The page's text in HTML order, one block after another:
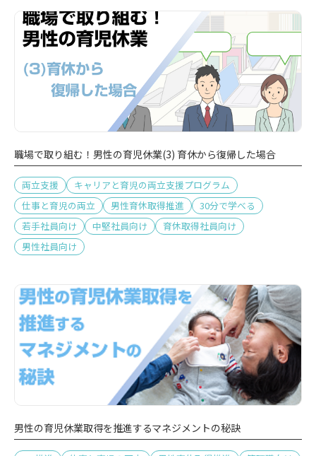
職場で取り組む！男性の育児休業(3) 育休から復帰した場合
両立支援
キャリアと育児の両立支援プログラム
仕事と育児の両立
男性育休取得推進
30分で学べる
若手社員向け
中堅社員向け
育休取得社員向け
男性社員向け
男性の育児休業取得を推進するマネジメントの秘訣